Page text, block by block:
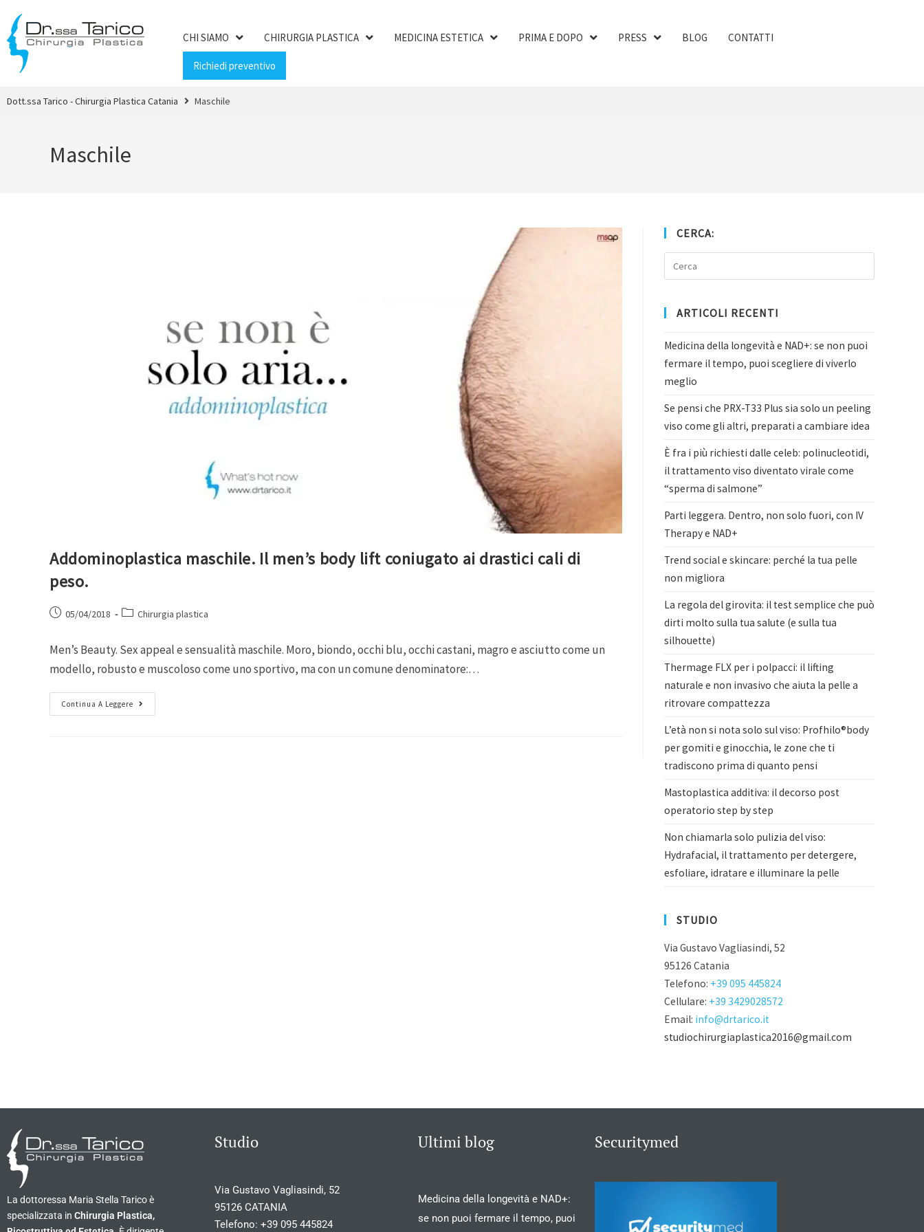
CHI SIAMO CHIRURGIA PLASTICA MEDICINA ESTETICA PRIMA E DOPO PRESS BLOG CONTATTI
Richiedi preventivo
Dott.ssa Tarico - Chirurgia Plastica Catania Maschile
Maschile
Addominoplastica maschile. Il men’s body lift coniugato ai drastici cali di
peso.
05/04/2018 Chirurgia plastica
Men’s Beauty. Sex appeal e sensualità maschile. Moro, biondo, occhi blu, occhi castani, magro e asciutto come un
modello, robusto e muscoloso come uno sportivo, ma con un comune denominatore:…
Continua A Leggere
CERCA:
ARTICOLI RECENTI
Medicina della longevità e NAD+: se non puoi
fermare il tempo, puoi scegliere di viverlo
meglio
Se pensi che PRX-T33 Plus sia solo un peeling
viso come gli altri, preparati a cambiare idea
È fra i più richiesti dalle celeb: polinucleotidi,
il trattamento viso diventato virale come
“sperma di salmone”
Parti leggera. Dentro, non solo fuori, con IV
Therapy e NAD+
Trend social e skincare: perché la tua pelle
non migliora
La regola del girovita: il test semplice che può
dirti molto sulla tua salute (e sulla tua
silhouette)
Thermage FLX per i polpacci: il lifting
naturale e non invasivo che aiuta la pelle a
ritrovare compattezza
L’età non si nota solo sul viso: Profhilo®body
per gomiti e ginocchia, le zone che ti
tradiscono prima di quanto pensi
Mastoplastica additiva: il decorso post
operatorio step by step
Non chiamarla solo pulizia del viso:
Hydrafacial, il trattamento per detergere,
esfoliare, idratare e illuminare la pelle
STUDIO
Via Gustavo Vagliasindi, 52
95126 Catania
Telefono: +39 095 445824
Cellulare: +39 3429028572
Email: info@drtarico.it
studiochirurgiaplastica2016@gmail.com
La dottoressa Maria Stella Tarico è
specializzata in Chirurgia Plastica,
Studio
Via Gustavo Vagliasindi, 52
95126 CATANIA
Telefono:+39 095 445824
Ultimi blog
Medicina della longevità e NAD+:
se non puoi fermare il tempo, puoi
Securitymed